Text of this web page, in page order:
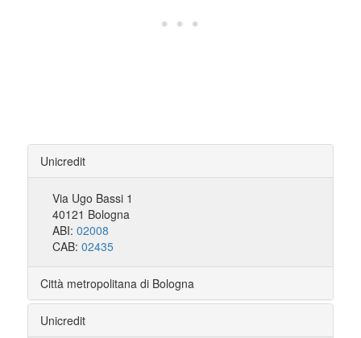
Unicredit
Via Ugo Bassi 1
40121 Bologna
ABI: 02008
CAB: 02435
Città metropolitana di Bologna
Unicredit